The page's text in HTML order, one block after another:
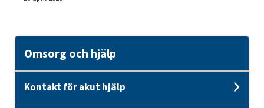
Omsorg och hjälp
Kontakt för akut hjälp